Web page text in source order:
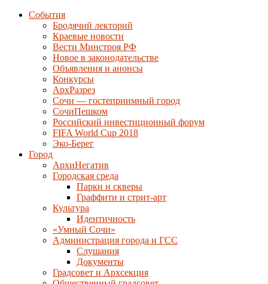
События
Бродячий лекторий
Краевые новости
Вести Минстроя РФ
Новое в законодательстве
Объявления и анонсы
Конкурсы
АрхРазрез
Сочи — гостеприимный город
СочиПешком
Российский инвестиционный форум
FIFA World Cup 2018
Эко-Берег
Город
АрхиНегатив
Городская среда
Парки и скверы
Граффити и стрит-арт
Культура
Идентичность
«Умный Сочи»
Администрация города и ГСС
Слушания
Документы
Градсовет и Архсекция